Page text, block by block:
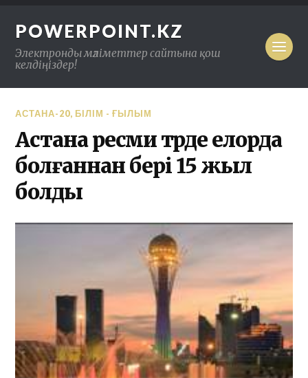
POWERPOINT.KZ
Электронды мәліметтер сайтына қош
келдіңіздер!
АСТАНА-20, БІЛІМ - ҒЫЛЫМ
Астана ресми түрде елорда
болғаннан бері 15 жыл
болды